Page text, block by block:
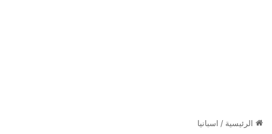
الرئيسية / اسبانيا